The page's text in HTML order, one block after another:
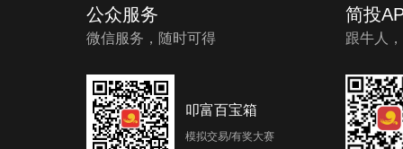
公众服务
微信服务，随时可得
叩富百宝箱
模拟交易/有奖大赛
简投
跟牛人